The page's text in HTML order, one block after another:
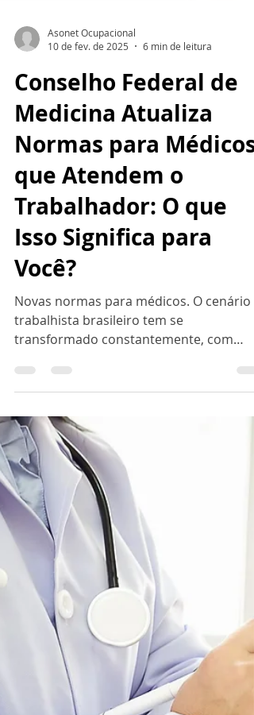
Asonet Ocupacional
10 de fev. de 2025
6 min de leitura
Conselho Federal de
Medicina Atualiza
Normas para Médicos
que Atendem o
Trabalhador: O que
Você?
Novas normas para médicos. O cenário
trabalhista brasileiro tem se
transformado constantemente, com
normas e regulamentações sendo...